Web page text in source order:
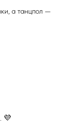
а танцпол —
💜